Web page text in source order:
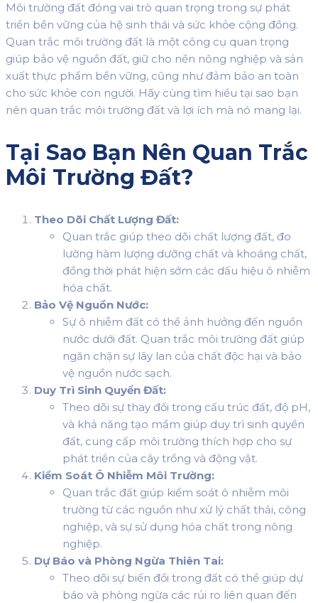
Môi trường đất đóng vai trò quan trọng trong sự phát
triển bền vững của hệ sinh thái và sức khỏe cộng đồng.
Quan trắc môi trường đất là một công cụ quan trọng
giúp bảo vệ nguồn đất, giữ cho nền nông nghiệp và sản
xuất thực phẩm bền vững, cũng như đảm bảo an toàn
cho sức khỏe con người. Hãy cùng tìm hiểu tại sao bạn
nên quan trắc môi trường đất và lợi ích mà nó mang lại.
Tại Sao Bạn Nên Quan Trắc
Môi Trường Đất?
Theo Dõi Chất Lượng Đất:
Quan trắc giúp theo dõi chất lượng đất, đo
lường hàm lượng dưỡng chất và khoáng chất,
đồng thời phát hiện sớm các dấu hiệu ô nhiễm
hóa chất.
Bảo Vệ Nguồn Nước:
Sự ô nhiễm đất có thể ảnh hưởng đến nguồn
nước dưới đất. Quan trắc môi trường đất giúp
ngăn chặn sự lây lan của chất độc hại và bảo
vệ nguồn nước sạch.
Duy Trì Sinh Quyển Đất:
Theo dõi sự thay đổi trong cấu trúc đất, độ pH,
và khả năng tạo mầm giúp duy trì sinh quyển
đất, cung cấp môi trường thích hợp cho sự
phát triển của cây trồng và động vật.
Kiểm Soát Ô Nhiễm Môi Trường:
Quan trắc đất giúp kiểm soát ô nhiễm môi
trường từ các nguồn như xử lý chất thải, công
nghiệp, và sự sử dụng hóa chất trong nông
nghiệp.
Dự Báo và Phòng Ngừa Thiên Tai:
Theo dõi sự biến đổi trong đất có thể giúp dự
báo và phòng ngừa các rủi ro liên quan đến